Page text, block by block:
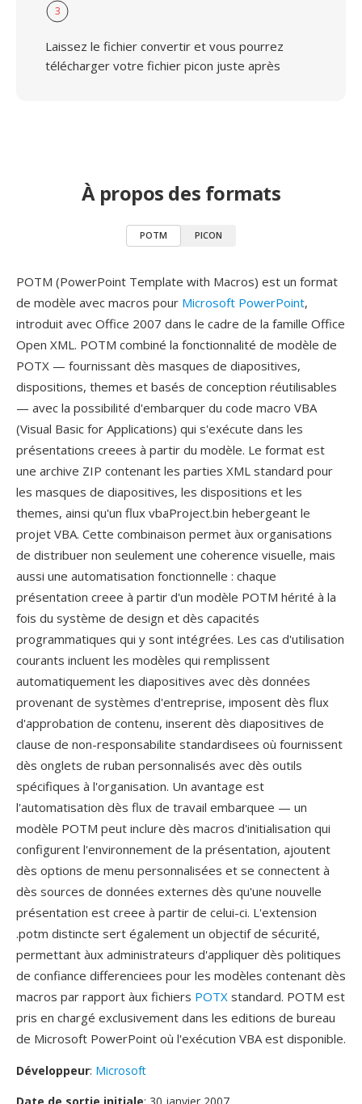
3
Laissez le fichier convertir et vous pourrez
télécharger votre fichier picon juste après
À propos des formats
POTM PICON
POTM (PowerPoint Template with Macros) est un format
de modèle avec macros pour Microsoft PowerPoint,
introduit avec Office 2007 dans le cadre de la famille Office
Open XML. POTM combiné la fonctionnalité de modèle de
POTX — fournissant dès masques de diapositives,
dispositions, themes et basés de conception réutilisables
— avec la possibilité d'embarquer du code macro VBA
(Visual Basic for Applications) qui s'exécute dans les
présentations creees à partir du modèle. Le format est
une archive ZIP contenant les parties XML standard pour
les masques de diapositives, les dispositions et les
themes, ainsi qu'un flux vbaProject.bin hebergeant le
projet VBA. Cette combinaison permet àux organisations
de distribuer non seulement une coherence visuelle, mais
aussi une automatisation fonctionnelle : chaque
présentation creee à partir d'un modèle POTM hérité à la
fois du système de design et dès capacités
programmatiques qui y sont intégrées. Les cas d'utilisation
courants incluent les modèles qui remplissent
automatiquement les diapositives avec dès données
provenant de systèmes d'entreprise, imposent dès flux
d'approbation de contenu, inserent dès diapositives de
clause de non-responsabilite standardisees où fournissent
dès onglets de ruban personnalisés avec dès outils
spécifiques à l'organisation. Un avantage est
l'automatisation dès flux de travail embarquee — un
modèle POTM peut inclure dès macros d'initialisation qui
configurent l'environnement de la présentation, ajoutent
dès options de menu personnalisées et se connectent à
dès sources de données externes dès qu'une nouvelle
présentation est creee à partir de celui-ci. L'extension
.potm distincte sert également un objectif de sécurité,
permettant àux administrateurs d'appliquer dès politiques
de confiance differenciees pour les modèles contenant dès
macros par rapport àux fichiers POTX standard. POTM est
pris en chargé exclusivement dans les editions de bureau
de Microsoft PowerPoint où l'exécution VBA est disponible.
Développeur: Microsoft